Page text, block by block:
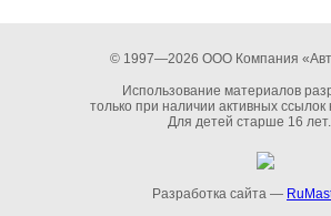
© 1997—2026 ООО Компания
Использование материалов
только при наличии активных ссылок
Для детей старше 16 лет.
Разработка сайта —